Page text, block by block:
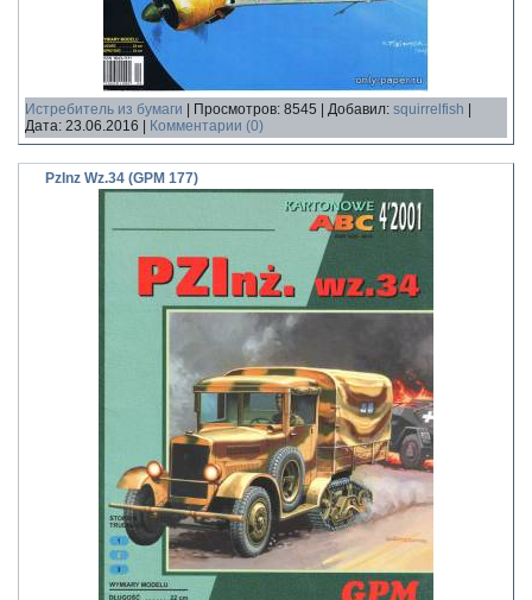
Истребитель из бумаги Просмотров: 8545 Добавил: squirrelfish
Дата: 23.06.2016 Комментарии (0)
PzInz Wz.34 (GPM 177)